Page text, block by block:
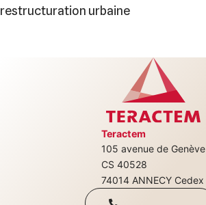
restructuration urbaine
Teractem
105 avenue de Genève
CS 40528
74014 ANNECY Cedex
+33(0)4 50 08